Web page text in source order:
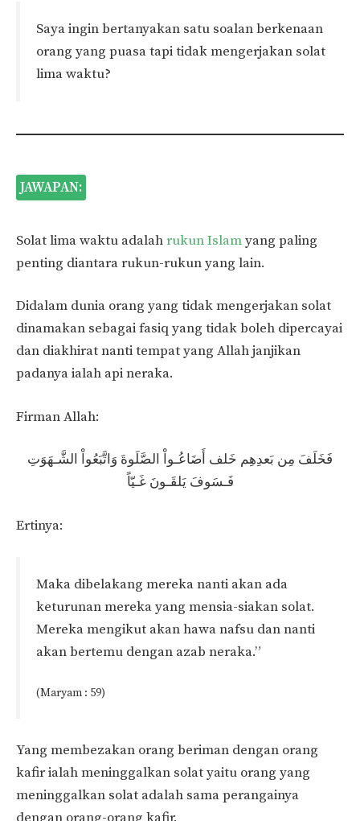
Saya ingin bertanyakan satu soalan berkenaan
orang yang puasa tapi tidak mengerjakan solat
lima waktu?
JAWAPAN:
Solat lima waktu adalahrukun Islamyang paling
penting diantara rukun-rukun yang lain.
Didalam dunia orang yang tidak mengerjakan solat
dinamakan sebagai fasiq yang tidak boleh dipercayai
dan diakhirat nanti tempat yang Allah janjikan
padanya ialah api neraka.
Firman Allah:
فَخَلَفَ مِن بَعدِهِم خَلف أَضَاعُـواْ الصَّلَوةَ وَاتَّبَعُواْ الشَّـهَوَتِ
فَـسَوفَ يَلقَـونَ غَـيّاً
Ertinya:
Maka dibelakang mereka nanti akan ada
keturunan mereka yang mensia-siakan solat.
Mereka mengikut akan hawa nafsu dan nanti
akan bertemu dengan azab neraka.”
(Maryam : 59)
Yang membezakan orang beriman dengan orang
kafir ialah meninggalkan solat yaitu orang yang
meninggalkan solat adalah sama perangainya